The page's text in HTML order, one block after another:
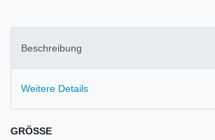
Beschreibung
Weitere Details
GRÖSSE